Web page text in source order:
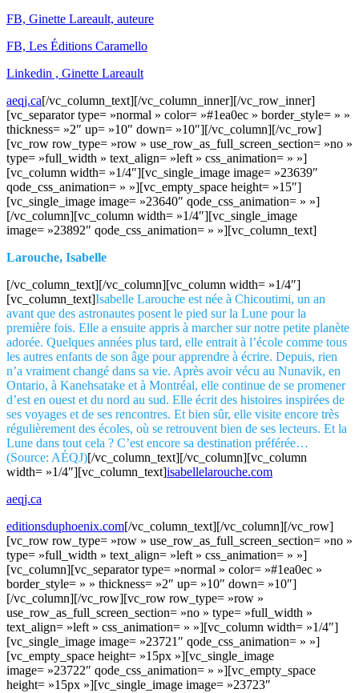
FB, Ginette Lareault, auteure
FB, Les Éditions Caramello
Linkedin , Ginette Lareault
aeqj.ca[/vc_column_text][/vc_column_inner][/vc_row_inner]
[vc_separator type= »normal » color= »#1ea0ec » border_style= » »
thickness= »2″ up= »10″ down= »10″][/vc_column][/vc_row]
[vc_row row_type= »row » use_row_as_full_screen_section= »no »
type= »full_width » text_align= »left » css_animation= » »]
[vc_column width= »1/4″][vc_single_image image= »23639″
qode_css_animation= » »][vc_empty_space height= »15″]
[vc_single_image image= »23640″ qode_css_animation= » »]
[/vc_column][vc_column width= »1/4″][vc_single_image
image= »23892″ qode_css_animation= » »][vc_column_text]
Larouche, Isabelle
[/vc_column_text][/vc_column][vc_column width= »1/4″]
[vc_column_text]Isabelle Larouche est née à Chicoutimi, un an
avant que des astronautes posent le pied sur la Lune pour la
première fois. Elle a ensuite appris à marcher sur notre petite planète
adorée. Quelques années plus tard, elle entrait à l’école comme tous
les autres enfants de son âge pour apprendre à écrire. Depuis, rien
n’a vraiment changé dans sa vie. Après avoir vécu au Nunavik, en
Ontario, à Kanehsatake et à Montréal, elle continue de se promener
d’est en ouest et du nord au sud. Elle écrit des histoires inspirées de
ses voyages et de ses rencontres. Et bien sûr, elle visite encore très
régulièrement des écoles, où se retrouvent bien de ses lecteurs. Et la
Lune dans tout cela ? C’est encore sa destination préférée…
(Source: AÉQJ)[/vc_column_text][/vc_column][vc_column
width= »1/4″][vc_column_text]isabellelarouche.com
aeqj.ca
editionsduphoenix.com[/vc_column_text][/vc_column][/vc_row]
[vc_row row_type= »row » use_row_as_full_screen_section= »no »
type= »full_width » text_align= »left » css_animation= » »]
[vc_column][vc_separator type= »normal » color= »#1ea0ec »
border_style= » » thickness= »2″ up= »10″ down= »10″]
[/vc_column][/vc_row][vc_row row_type= »row »
use_row_as_full_screen_section= »no » type= »full_width »
text_align= »left » css_animation= » »][vc_column width= »1/4″]
[vc_single_image image= »23721″ qode_css_animation= » »]
[vc_empty_space height= »15px »][vc_single_image
image= »23722″ qode_css_animation= » »][vc_empty_space
height= »15px »][vc_single_image image= »23723″